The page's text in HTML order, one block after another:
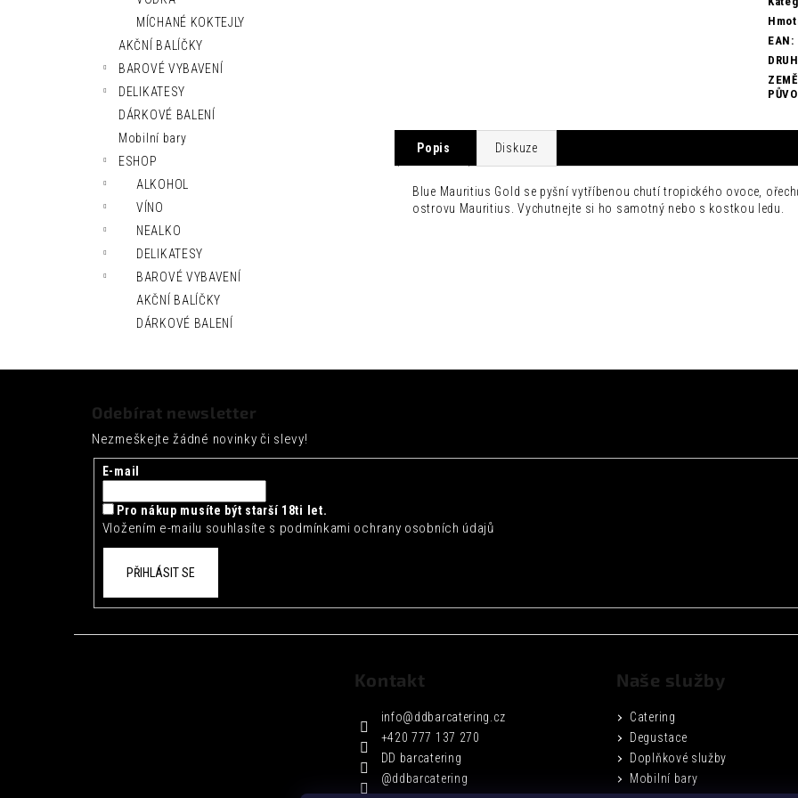
MÍCHANÉ KOKTEJLY
AKČNÍ BALÍČKY
BAROVÉ VYBAVENÍ
DELIKATESY
DÁRKOVÉ BALENÍ
Mobilní bary
ESHOP
ALKOHOL
VÍNO
NEALKO
DELIKATESY
BAROVÉ VYBAVENÍ
AKČNÍ BALÍČKY
DÁRKOVÉ BALENÍ
EAN :
DRUH
ZEMĚ
Popis Diskuze
Blue Mauritius Gold se pyšní vytříbenou chutí tropického ovoce,
ostrovu Mauritius. Vychutnejte si ho samotný nebo s kostkou ledu.
Odebírat newsletter
Nezmeškejte žádné novinky či slevy!
E-mail
Pro nákup musíte být starší 18ti let.
Vložením e-mailu souhlasíte s podmínkami ochrany osobních údajů
PŘIHLÁSIT SE
Kontakt
info@ddbarcatering.cz
+420 777 137 270
DD barcatering
@ddbarcatering
Naše služby
Catering
Degustace
Doplňkové služby
Mobilní bary